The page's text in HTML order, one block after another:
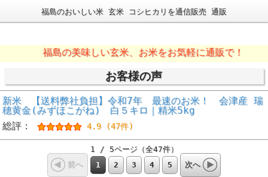
福島のおいしい米 玄米 コシヒカリを通信販売 通販
福島の美味しい玄米、お米をお気軽に通販で！
お客様の声
新米 【送料弊社負担】令和7年 最速のお米！ 会津産 瑞
穂黄金(みずほこがね) 白５キロ｜精米5kg
総評：
4.9 (47件)
1 / 5ページ（全47件）
前へ
1 2 3 4 5 次へ